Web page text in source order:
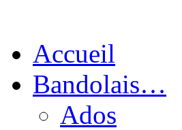
Accueil
Bandolais…
Ados